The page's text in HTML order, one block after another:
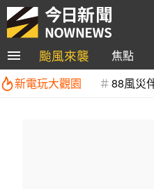
颱風來襲 焦點
新電玩大觀園
88風災